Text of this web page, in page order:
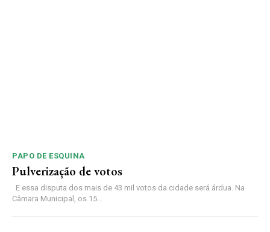
PAPO DE ESQUINA
Pulverização de votos
E essa disputa dos mais de 43 mil votos da cidade será árdua. Na
Câmara Municipal, os 15...